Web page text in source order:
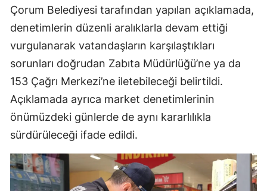
Çorum
Denizli
Diyarbakır
Edirne
Elazığ
Erzurum
Çorum Belediyesi tarafından yapılan açıklamada,
denetimlerin düzenli aralıklarla devam ettiği
vurgulanarak vatandaşların karşılaştıkları
sorunları doğrudan Zabıta Müdürlüğü’ne ya da
153 Çağrı Merkezi’ne iletebileceği belirtildi.
Açıklamada ayrıca market denetimlerinin
önümüzdeki günlerde de aynı kararlılıkla
sürdürüleceği ifade edildi.